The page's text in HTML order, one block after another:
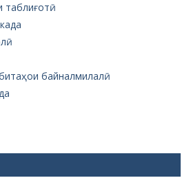
таблиғотӣ
байналмилалӣ